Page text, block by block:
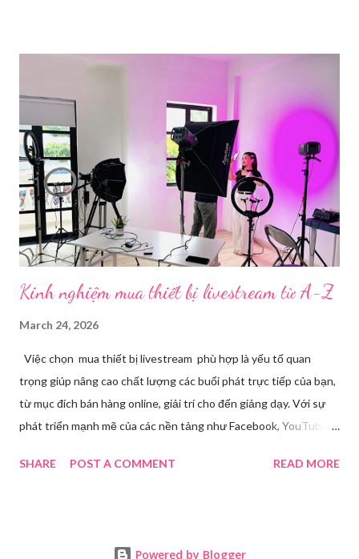
mạng xã hội hoặc website theo thời gian thực. Để thực hiện
chuyên biệt giúp xử lý hình ảnh, âm thanh, hiệu ứng và kết nối ổn
định. Những công cụ hỗ trợ livestream chuyên biệt Hiện nay,
phần mềm Livestream không chỉ phục vụ streamer hay game thủ
mà còn là trợ thủ đắc lực cho nhà bán hàng online, giáo viên,
doanh nghiệp, nhà sáng tạo nội dung. Việc lựa chọn đúng phần
mềm sẽ giúp bu...
Kinh nghiệm mua thiết bị livestream​ từ A-Z
March 24, 2026
Việc chọn mua thiết bị livestream phù hợp là yếu tố quan
trọng giúp nâng cao chất lượng các buổi phát trực tiếp của bạn,
từ mục đích bán hàng online, giải trí cho đến giảng dạy. Với sự
phát triển mạnh mẽ của các nền tảng như Facebook, YouTube,
tăng. Tuy nhiên, để tìm ra được các thiết bị đáp ứng tốt nhu cầu
SHARE POST A COMMENT READ MORE
Powered by Blogger